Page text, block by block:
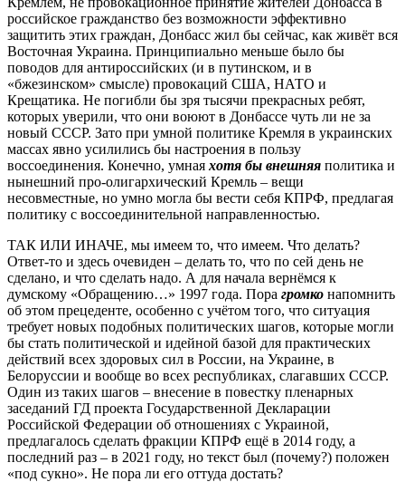
российское гражданство без возможности эффективно
защитить этих граждан, Донбасс жил бы сейчас, как живёт вся
Восточная Украина. Принципиально меньше было бы
поводов для антироссийских (и в путинском, и в
«бжезинском» смысле) провокаций США, НАТО и
Крещатика. Не погибли бы зря тысячи прекрасных ребят,
которых уверили, что они воюют в Донбассе чуть ли не за
новый СССР. Зато при умной политике Кремля в украинских
массах явно усилились бы настроения в пользу
воссоединения. Конечно, умная хотя бы внешняя политика и
нынешний про-олигархический Кремль – вещи
несовместные, но умно могла бы вести себя КПРФ, предлагая
политику с воссоединительной направленностью.
ТАК ИЛИ ИНАЧЕ, мы имеем то, что имеем. Что делать?
Ответ-то и здесь очевиден – делать то, что по сей день не
сделано, и что сделать надо. А для начала вернёмся к
думскому «Обращению…» 1997 года. Пора громко напомнить
об этом прецеденте, особенно с учётом того, что ситуация
требует новых подобных политических шагов, которые могли
бы стать политической и идейной базой для практических
действий всех здоровых сил в России, на Украине, в
Белоруссии и вообще во всех республиках, слагавших СССР.
Один из таких шагов – внесение в повестку пленарных
заседаний ГД проекта Государственной Декларации
Российской Федерации об отношениях с Украиной,
предлагалось сделать фракции КПРФ ещё в 2014 году, а
последний раз – в 2021 году, но текст был (почему?) положен
«под сукно». Не пора ли его оттуда достать?